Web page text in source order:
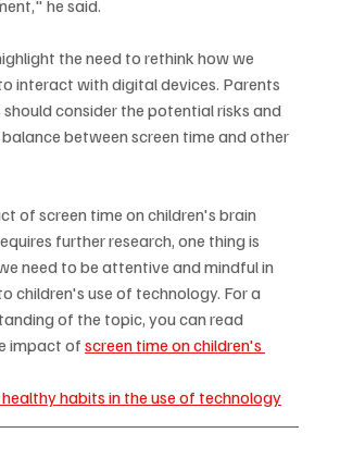
he said.
the need to rethink how we
interact with digital devices. Parents
consider the potential risks and
between screen time and other
of screen time on children's brain
further research, one thing is
need to be attentive and mindful in
children's use of technology. For a
of the topic, you can read
impact of screen time on children's
habits in the use of technology